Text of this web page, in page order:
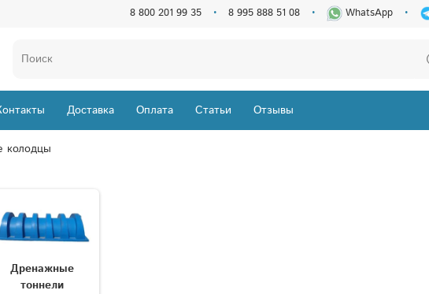
8 800 201 99 35 8 995 888 51 08 WhatsApp
Доставка Оплата Статьи Отзывы
колодцы
Дренажные
тоннели